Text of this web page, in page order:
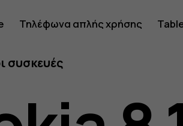
Τηλέφωνα απλής χρήσης
συσκευές